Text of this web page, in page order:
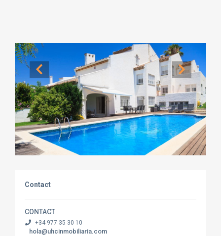
Contact
CONTACT
+34 977 35 30 10
hola@uhcinmobiliaria.com